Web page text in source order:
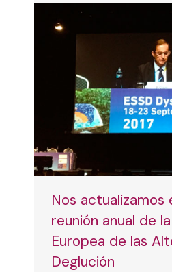
Nos actualizamos
reunión anual de
Europea de las
Deglución